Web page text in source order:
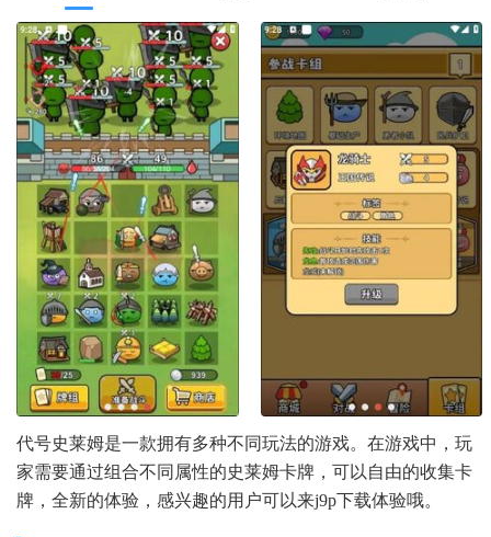
代号史莱姆是一款拥有多种不同玩法的游戏。在游戏中，玩
家需要通过组合不同属性的史莱姆卡牌，可以自由的收集卡
牌，全新的体验，感兴趣的用户可以来j9p下载体验哦。